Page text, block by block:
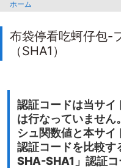
ツ
セ
ホーム
布袋停看吃蚵仔包-
（SHA1）
認証コードは当サイ
は行なっていません
シュ関数値と本サ
認証コードを比較す
SHA-SHA1」認証コ